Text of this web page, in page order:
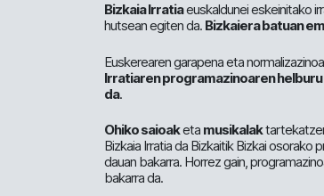
Bizkaia Irratiaeuskaldunei eskeinitako
hutsean egiten da. Bizkaiera batuan
Euskerearen garapena eta
Irratiaren programazinoaren
da.
Ohiko saioaketa musikalak
Bizkaia Irratia da Bizkaitik Bizkai
dauan bakarra. Horrez gain,
bakarra da.